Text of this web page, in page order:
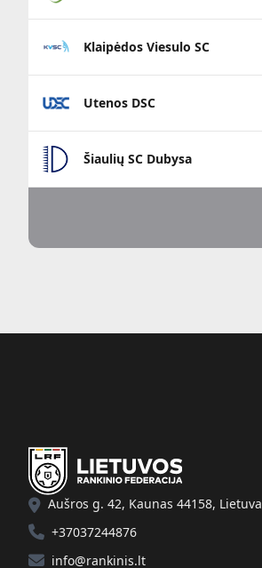
Klaipėdos Viesulo SC
Utenos DSC
Šiaulių SC Dubysa
Aušros g. 42, Kaunas 44158, Lietuva
+37037244876
info@rankinis.lt